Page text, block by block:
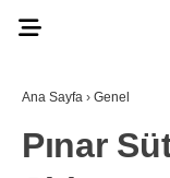
Ana Sayfa › Genel
Pınar